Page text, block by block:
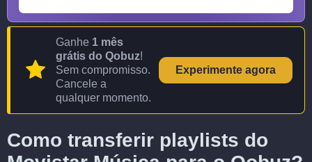
Ganhe 1 mês
grátis do Qobuz!
Sem compromisso.
Cancele a
qualquer momento.
Experimente agora
Como transferir playlists do